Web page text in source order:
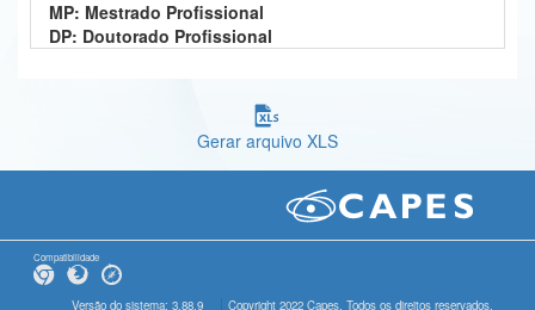
Ministério da Mulher, da Família e dos Direitos Humanos
Banco Central do Brasil
MP: Mestrado Profissional
DP: Doutorado Profissional
Gerar arquivo XLS
Compatibilidade
Versão do sistema: 3.88.9 Copyright 2022 Capes. Todos os direitos reservados.